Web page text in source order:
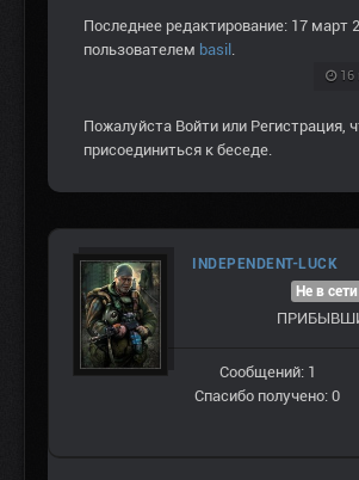
Последнее редактирование: 17 март
пользователем basil .
16
Пожалуйста Войти или Регистрация,
присоединиться к беседе.
INDEPENDENT-LUCK
Не в сети
Сообщений: 1
Спасибо получено: 0